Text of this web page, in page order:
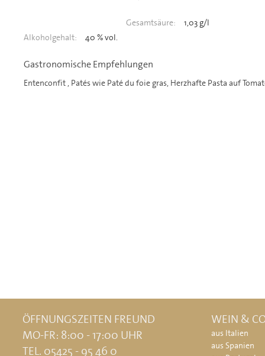
Gesamtsäure:
1,03 g/l
Alkoholgehalt:
40 % vol.
Gastronomische Empfehlungen
Entenconfit , Patés wie Paté du foie gras, Herzhafte Pasta auf
ÖFFNUNGSZEITEN FREUND
MO-FR: 8:00 - 17:00 UHR
TEL. 05425 - 95 46 0
WEIN &
aus Italien
aus Spanien